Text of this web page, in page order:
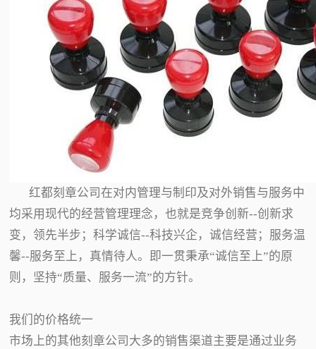
红都刻章公司在对内管理与制印及对外销售与服务中
均采用现代的经营管理理念，也就是竞争创新--创新求
变，领先半步；科学诚信--科技兴企，诚信经营；服务温
馨--服务至上，真情待人。即一贯秉承“诚信至上”的原
则，坚持“质量、服务一流”的方针。
我们的价格统一
市场上的其他刻章公司大多的销售渠道主要是通过业务